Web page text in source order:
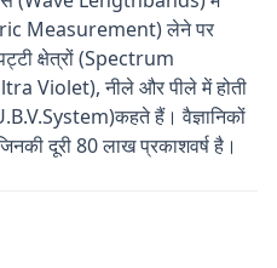
Measurement) लेने पर
क्षेत्रों (Spectrum
Violet), नीले और पीले में होती
हैं। वैज्ञानिकों
दूरी 80 लाख प्रकाशवर्ष है।